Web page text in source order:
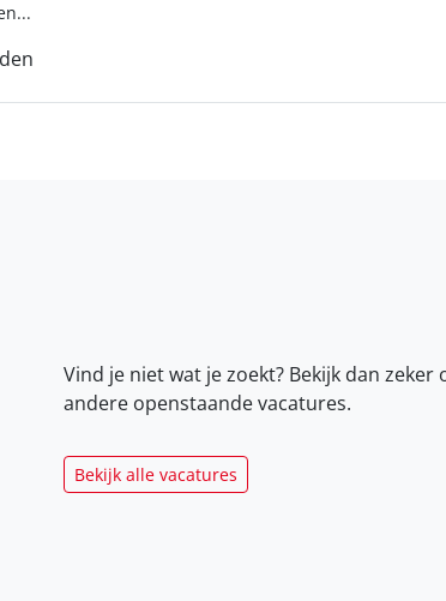
Vind je niet wat je zoekt? Bekijk dan zeker
andere openstaande vacatures.
Bekijk alle vacatures